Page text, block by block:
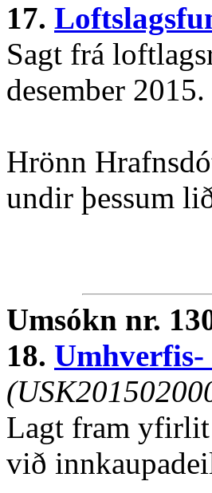
17.
Sagt frá
desember 2015.
Hrönn
undir þessum
Umsókn nr.
18. Umhverfis-
Lagt fram
við